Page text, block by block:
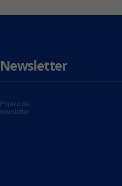
Newsletter
Prijava na
newsletter